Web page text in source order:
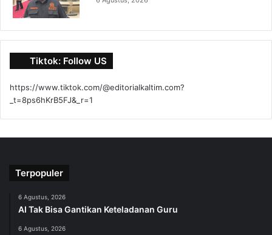
Tiktok: Follow US
https://www.tiktok.com/@editorialkaltim.com?
_t=8ps6hKrB5FJ&_r=1
Terpopuler
6 Agustus, 2026
AI Tak Bisa Gantikan Keteladanan Guru
6 Agustus, 2026